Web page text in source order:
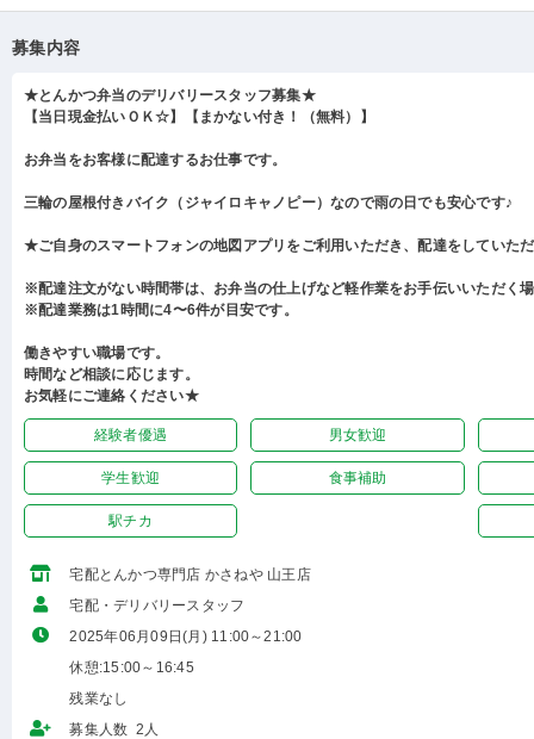
募集内容
★とんかつ弁当のデリバリースタッフ募集★
【当日現金払いＯＫ☆】【まかない付き！（無料）】
お弁当をお客様に配達するお仕事です。
三輪の屋根付きバイク（ジャイロキャノピー）なので雨の日でも安心です♪
★ご自身のスマートフォンの地図アプリをご利用いただき、配達をしていた
※配達注文がない時間帯は、お弁当の仕上げなど軽作業をお手伝いいただく
※配達業務は1時間に4〜6件が目安です。
働きやすい職場です。
時間など相談に応じます。
お気軽にご連絡ください★
経験者優遇 男女歓迎
学生歓迎 食事補助
駅チカ
宅配とんかつ専門店 かさねや 山王店
宅配・デリバリースタッフ
2025年06月09日(月) 11:00～21:00
休憩:15:00～16:45
残業なし
募集人数 2人